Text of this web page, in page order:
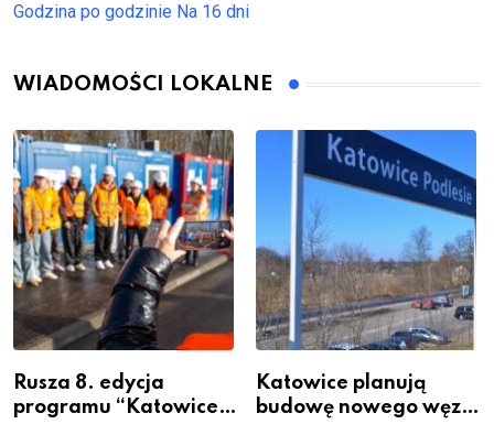
Godzina po godzinie Na 16 dni
WIADOMOŚCI LOKALNE
Rusza 8. edycja
programu “Katowice
Katowice planują
budowę nowego węzła